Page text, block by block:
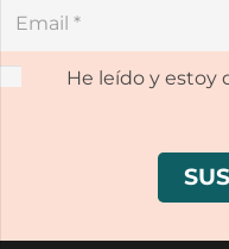
He leído y estoy